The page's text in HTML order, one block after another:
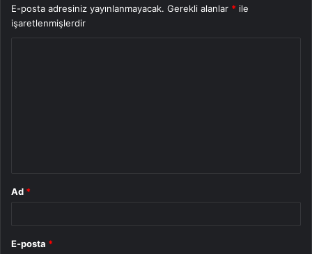
E-posta adresiniz yayınlanmayacak. Gerekli alanlar * ile
işaretlenmişlerdir
Ad *
E-posta *